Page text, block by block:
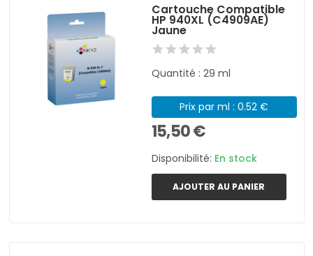
Cartouche Compatible
HP 940XL (C4909AE)
Jaune
Quantité : 29 ml
Prix par ml : 0.52 €
15,50 €
Disponibilité: En stock
AJOUTER AU PANIER